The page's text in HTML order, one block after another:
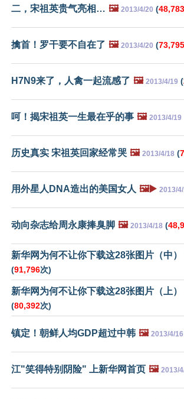
二，宋祖英贵气亮相… 🖼️ 2013/4/20 (48,783
擒首！罗干要不自在了 🖼️ 2013/4/20 (73,795
H7N9来了，人禽一起流感了 🖼️ 2013/4/19 (
呵！揭宋祖英一生最在乎的事 🖼️ 2013/4/19
历史真实 宋祖英回家经常哭 🖼️ 2013/4/18 (
用外星人DNA造出的美国女人 🖼️▶️ 2013/
动向杂志给周永康捧臭脚 🖼️ 2013/4/18 (
新华网为何不让你下载这28张图片（中）
(91,796次)
新华网为何不让你下载这28张图片（上）
(80,392次)
镇定！朝鲜人均GDP超过中韩 🖼️ 2013/4/16
江"笑得特别阴险" 上新华网首页 🖼️ 2013/